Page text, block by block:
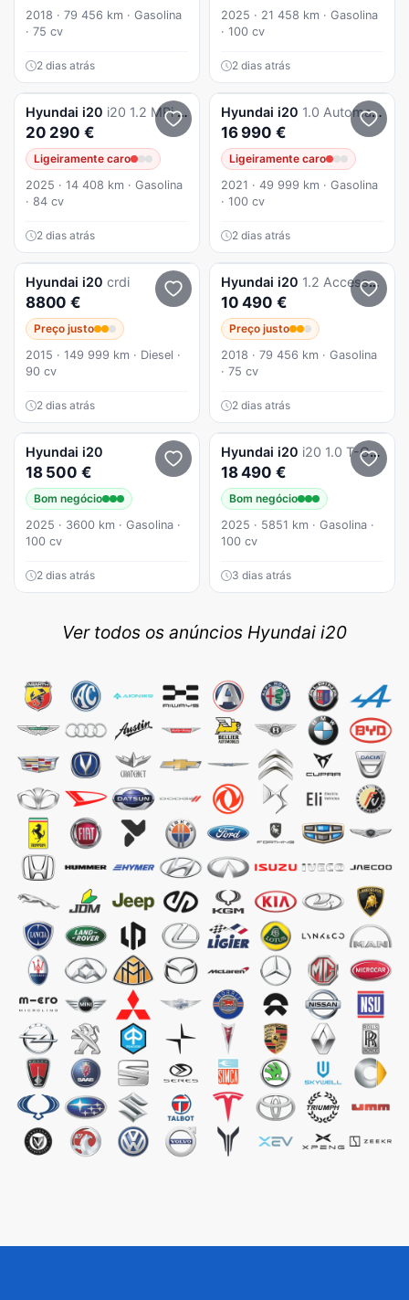
2018 · 79 456 km · Gasolina
· 75 cv
2 dias atrás
2025 · 21 458 km · Gasolina
· 100 cv
2 dias atrás
Hyundai i20 i20 1.2 MPi Comfort
20 290 €
Ligeiramente caro
2025 · 14 408 km · Gasolina
· 84 cv
2 dias atrás
Hyundai i20 1.0 Automatico 42.000 kms
16 990 €
Ligeiramente caro
2021 · 49 999 km · Gasolina
· 100 cv
2 dias atrás
Hyundai i20 crdi
8800 €
Preço justo
2015 · 149 999 km · Diesel ·
90 cv
2 dias atrás
Hyundai i20 1.2 Access+Bluetooth 119g
10 490 €
Preço justo
2018 · 79 456 km · Gasolina
· 75 cv
2 dias atrás
Hyundai i20
18 500 €
Bom negócio
2025 · 3600 km · Gasolina ·
100 cv
2 dias atrás
Hyundai i20 i20 1.0 T-GDi Style
18 490 €
Bom negócio
2025 · 5851 km · Gasolina ·
100 cv
3 dias atrás
Ver todos os anúncios Hyundai i20